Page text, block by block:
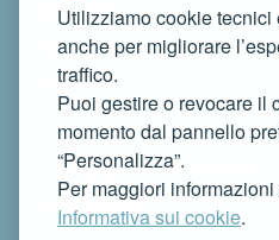
Utilizziamo cookie tecnici
anche per migliorare
traffico.
Puoi gestire o revocare il
momento dal pannello
“Personalizza”.
Per maggiori
Informativa sui cookie.
DORMIRE
MANGIARE
CONTATTI
FAI CONOSCERE LA TUA
CONTATTACI PER
info@rivieradelconero.tv
Privacy Policy